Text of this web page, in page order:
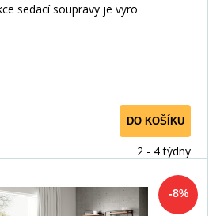
sedací soupravy je vyro
DO KOŠÍKU
2 - 4 týdny
-8%